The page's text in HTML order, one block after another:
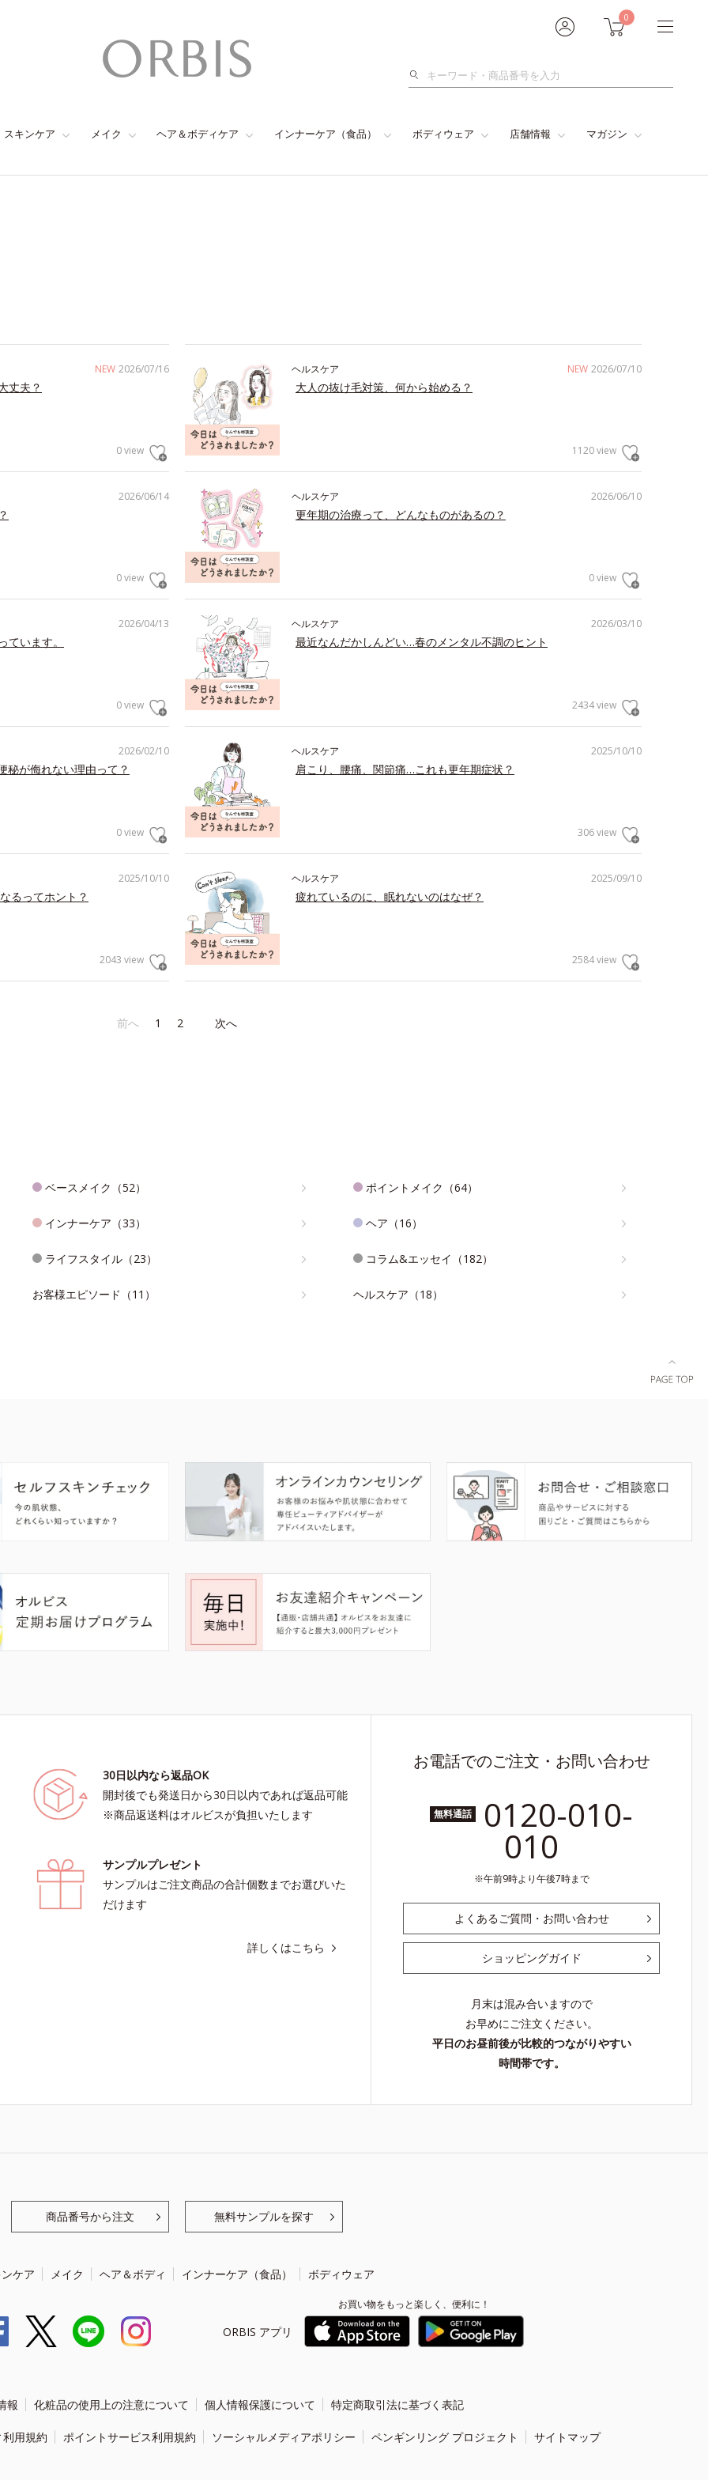
0
検
スキンケア メイク ヘア＆ボディケア インナーケア（食品） ボディウェア 店舗情報 マガジン
NEW 2026/07/16
丈夫？
0 view
NEW 2026/07/10
ヘルスケア
大人の抜け毛対策、何から始める？
1120 view
2026/06/14
0 view
2026/06/10
ヘルスケア
更年期の治療って、どんなものがあるの？
0 view
2026/04/13
います。
0 view
2026/03/10
ヘルスケア
最近なんだかしんどい…春のメンタル不調のヒント
2434 view
2026/02/10
秘が侮れない理由って？
0 view
2025/10/10
ヘルスケア
肩こり、腰痛、関節痛…これも更年期症状？
306 view
2025/10/10
るってホント？
2043 view
2025/09/10
ヘルスケア
疲れているのに、眠れないのはなぜ？
2584 view
前へ 1 2 次へ
ベースメイク（52） ポイントメイク（64）
インナーケア（33） ヘア（16）
ライフスタイル（23） コラム&エッセイ（182）
お客様エピソード（11） ヘルスケア（18）
30日以内なら返品OK
開封後でも発送日から30日以内であれば返品可能
※商品返送料はオルビスが負担いたします
サンプルプレゼント
サンプルはご注文商品の合計個数までお選びいた
だけます
詳しくはこちら
お電話でのご注文・お問い合わせ
無料通話 0120-010-
010
午前9時より午後7時まで
よくあるご質問・お問い合わせ
ショッピングガイド
月末は混み合いますので
お早めにご注文ください。
平日のお昼前後が比較的つながりやすい
時間帯です。
商品番号から注文 無料サンプルを探す
ケア メイク ヘア＆ボディ インナーケア（食品） ボディウェア
ORBIS アプリ
お買い物をもっと楽しく、便利に！
報 化粧品の使用上の注意について 個人情報保護について 特定商取引法に基づく表記
用規約 ポイントサービス利用規約 ソーシャルメディアポリシー ペンギンリング プロジェクト サイトマップ